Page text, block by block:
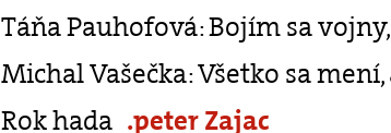
Táňa Pauhofová: Bojím sa
Michal Vašečka: Všetko sa
Rok hada .peter Zajac